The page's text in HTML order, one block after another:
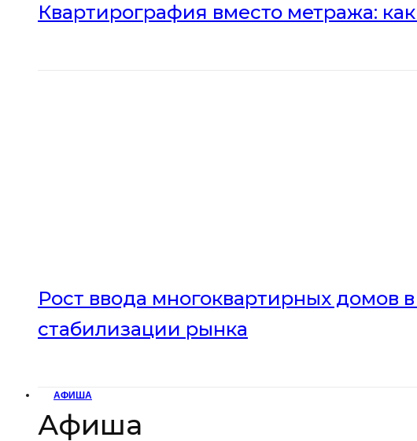
Квартирография вместо метража:
Рост ввода многоквартирных домов
стабилизации рынка
АФИША
Афиша